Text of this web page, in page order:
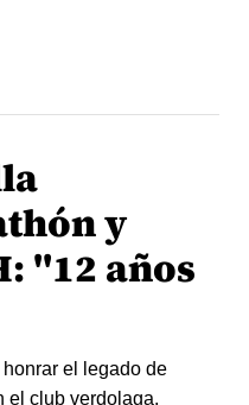
y
"12 años
el legado de
el club verdolaga.